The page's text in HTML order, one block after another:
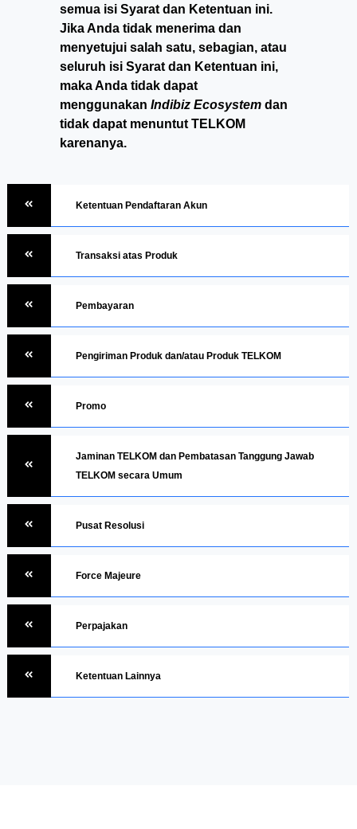
semua isi Syarat dan Ketentuan ini.
Jika Anda tidak menerima dan
menyetujui salah satu, sebagian, atau
seluruh isi Syarat dan Ketentuan ini,
maka Anda tidak dapat
menggunakan Indibiz Ecosystem dan
tidak dapat menuntut TELKOM
karenanya.
Ketentuan Pendaftaran Akun
Transaksi atas Produk
Pembayaran
Pengiriman Produk dan/atau Produk TELKOM
Promo
Jaminan TELKOM dan Pembatasan Tanggung Jawab
TELKOM secara Umum
Pusat Resolusi
Force Majeure
Perpajakan
Ketentuan Lainnya